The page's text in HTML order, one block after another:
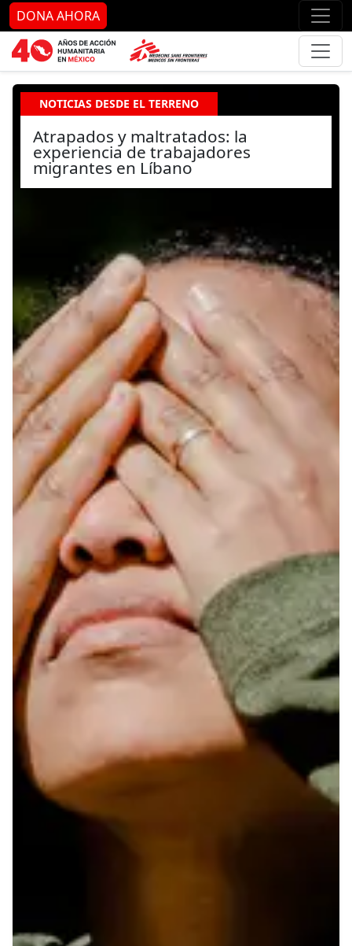
Ir al contenido principal Ir
DONA AHORA
NOTICIAS DESDE EL TERRENO
Atrapados y maltratados: la
experiencia de trabajadores
migrantes en Líbano